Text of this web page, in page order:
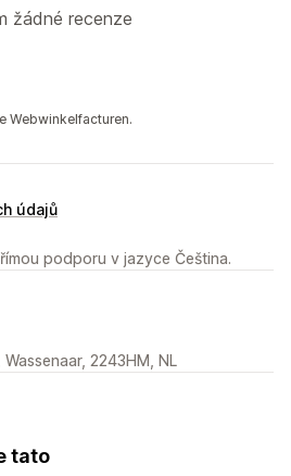
žádné recenze
Webwinkelfacturen.
údajů
podporu v jazyce Čeština.
2243HM, NL
tato